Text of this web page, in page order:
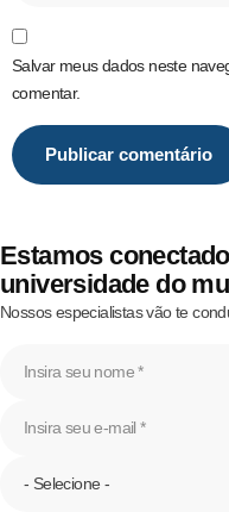
Salvar meus dados neste
comentar.
Estamos
universidade do
Nossos especialistas vão te